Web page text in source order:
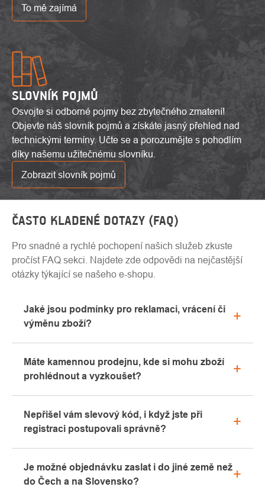
To mě zajímá
SLOVNÍK POJMŮ
Osvojte si odborné pojmy bez zbytečného zmatení!
Objevte náš slovník pojmů a získáte jasný přehled nad
technickými termíny. Učte se a porozumějte s pohodlím
díky našemu užitečnému slovníku.
Zobrazit slovník pojmů
ČASTO KLADENÉ DOTAZY (FAQ)
Pro snadné a rychlé pochopení našich služeb zkuste
pročíst FAQ sekci. Najdete zde odpovědi na nejčastější
otázky týkající se našeho e-shopu.
Jaké jsou podmínky pro reklamaci, vrácení či
výměnu zboží?
v sekci "Vše o nákupu" nebo nás kontaktujte
emailem či telefonicky.
Máte kamennou prodejnu, kde si mohu zboží
prohlédnout a vyzkoušet?
Rádi vám zde poradíme s výběrem vhodného
vybavení, které si můžete vyzkoušet přímo v našem
Nepřišel vám slevový kód, i když jste při
registraci postupovali správně?
záložku „hromadné“ nebo „SPAM“, velice často zde
email s kódem končí. Pokud jste i přesto svůj
Je možné objednávku zaslat i do jiné země než
do Čech a na Slovensko?